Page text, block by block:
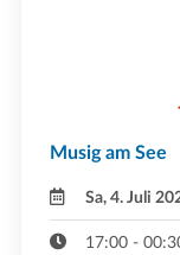
Musig am See
Sa, 4. Juli
17:00 -